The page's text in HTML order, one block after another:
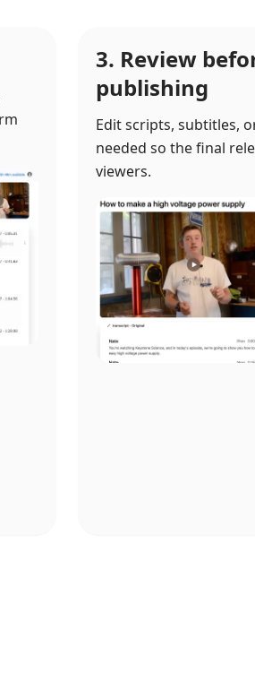
3. Review
publishing
Edit scripts, subtitles,
needed so the final
viewers.